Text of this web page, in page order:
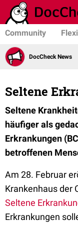
Community
DocCheck News
Seltene
Seltene
häufiger als
Erkrankungen
betroffenen
Am 28. Februar
Krankenhaus der
Seltene
Erkrankungen